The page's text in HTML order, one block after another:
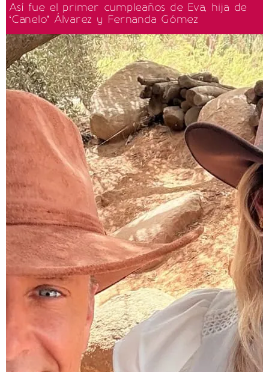
Así fue el primer cumpleaños de Eva, hija de
‘Canelo’ Álvarez y Fernanda Gómez